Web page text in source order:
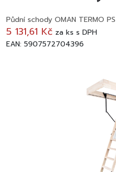
Půdní schody OMAN TERMO
5 131,61 Kč za ks s DPH
EAN: 5907572704396